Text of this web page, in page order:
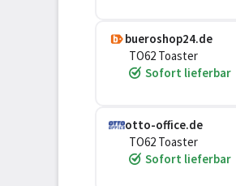
bueroshop24.de
TO62 Toaster
Sofort lieferbar
otto-office.de
TO62 Toaster
Sofort lieferbar